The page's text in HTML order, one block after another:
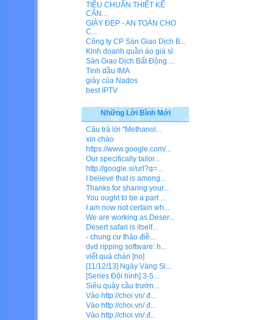
TIÊU CHUẨN THIẾT KẾ
CĂN...
GIÀY ĐẸP - AN TOÀN CHO
C...
Công ty CP Sàn Giao Dịch B...
Kinh doanh quần áo giá sỉ
Sàn Giao Dịch Bất Động ...
Tinh dầu IMA
giày của Nados
best IPTV
Những Lời Bình Mới
Câu trả lời "Methanol...
xin chào
https://www.google.com/...
Our specifically tailor...
http://google.si/url?q=...
I believe that is among...
Thanks for sharing your...
You ought to be a part ...
I am now not certain wh...
We are working as Deser...
Desert safari is itself...
- chung cư thảo điề...
dvd ripping software: h...
viết quá chán [no]
[11/12/13] Ngày Vàng Si...
[Series Đội hình] 3-5...
Siêu quậy cầu trườn...
Vào http://choi.vn/ đ...
Vào http://choi.vn/ đ...
Vào http://choi.vn/ đ...